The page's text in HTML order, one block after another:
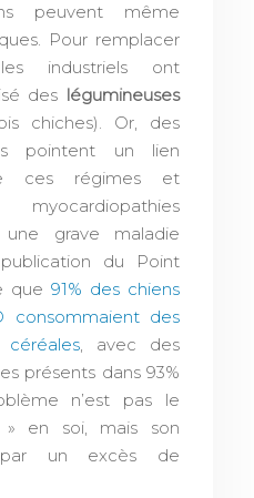
peuvent même
Pour remplacer
industriels ont
des légumineuses
chiches). Or, des
pointent un lien
ces régimes et
myocardiopathies
une grave maladie
du Point
que 91% des chiens
consommaient des
, avec des
présents dans 93%
n’est pas le
» en soi, mais son
par un excès de